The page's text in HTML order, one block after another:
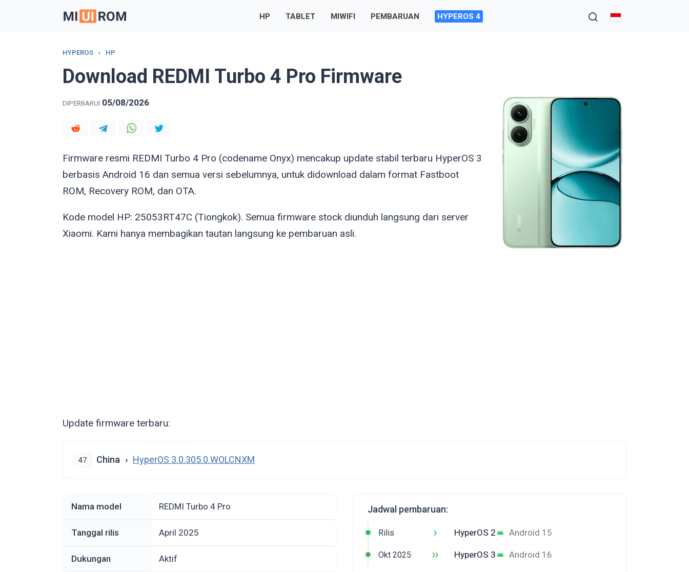
HP TABLET MIWIFI PEMBARUAN HYPEROS 4
HYPEROS › HP
Download REDMI Turbo 4 Pro Firmware
DIPERBARUI 05/08/2026
Firmware resmi REDMI Turbo 4 Pro (codename Onyx) mencakup update stabil terbaru HyperOS 3
berbasis Android 16 dan semua versi sebelumnya, untuk didownload dalam format Fastboot
ROM, Recovery ROM, dan OTA.
Kode model HP: 25053RT47C (Tiongkok). Semua firmware stock diunduh langsung dari server
Xiaomi. Kami hanya membagikan tautan langsung ke pembaruan asli.
Update firmware terbaru:
47 China HyperOS 3.0.305.0.WOLCNXM
Nama model REDMI Turbo 4 Pro
Tanggal rilis April 2025
Dukungan Aktif
Jadwal pembaruan:
Rilis › HyperOS 2 Android 15
Okt 2025 ›› HyperOS 3 Android 16